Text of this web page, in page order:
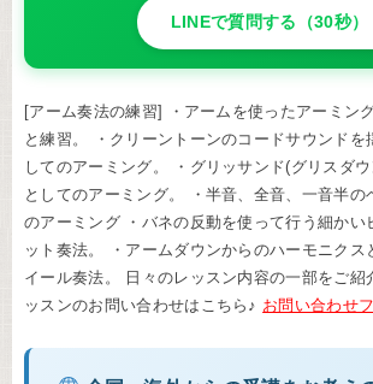
LINEで質問する（30秒）
[アーム奏法の練習] ・アームを使ったアーミン
と練習。 ・クリーントーンのコードサウンドを
してのアーミング。 ・グリッサンド(グリスダ
としてのアーミング。 ・半音、全音、一音半の
のアーミング ・バネの反動を使って行う細かい
ット奏法。 ・アームダウンからのハーモニクス
イール奏法。 日々のレッスン内容の一部をご紹
ッスンのお問い合わせはこちら♪ お問い合わせ